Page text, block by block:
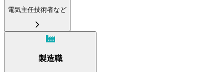
電気主任技術者など
製造職